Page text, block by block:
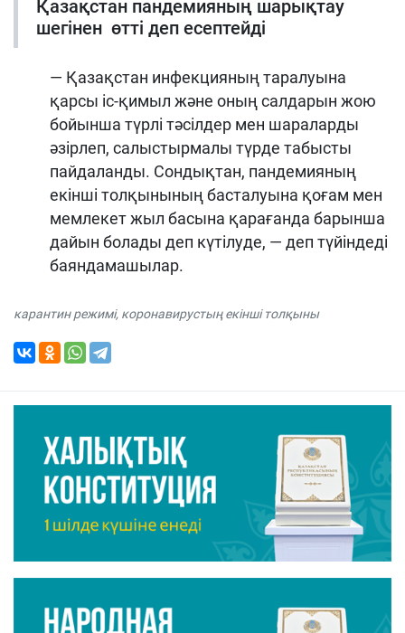
Қазақстан пандемияның шарықтау
шегінен өтті деп есептейді
— Қазақстан инфекцияның таралуына
қарсы іс-қимыл және оның салдарын жою
бойынша түрлі тәсілдер мен шараларды
әзірлеп, салыстырмалы түрде табысты
пайдаланды. Сондықтан, пандемияның
екінші толқынының басталуына қоғам мен
мемлекет жыл басына қарағанда барынша
дайын болады деп күтілуде, — деп түйіндеді
баяндамашылар.
карантин режимі, коронавирустың екінші толқыны